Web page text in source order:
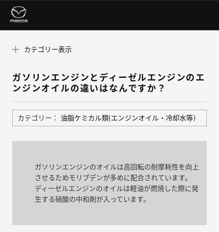
カテゴリー表示
ガソリンエンジンとディーゼルエンジンのエ
ンジンオイルの違いはなんですか？
カテゴリー： 油脂ケミカル類(エンジンオイル・冷却水等)
ガソリンエンジンのオイルは高回転の耐摩耗性を向上
させるためモリブデンが多めに配合されています。
ディーゼルエンジンのオイルは軽油が燃焼した際に発
生する硝酸の中和剤が入っています。